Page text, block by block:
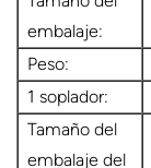
embalaje:
Peso:
1 soplador:
Tamaño del
embalaje del